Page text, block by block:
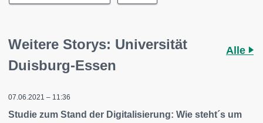
Weitere Storys: Universität
Duisburg-Essen
Alle
07.06.2021 – 11:36
Studie zum Stand der Digitalisierung: Wie steht´s um